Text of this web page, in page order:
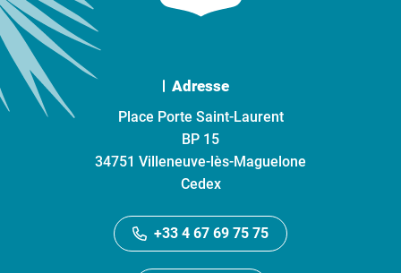
Adresse
Place Porte Saint-Laurent
BP 15
34751 Villeneuve-lès-Maguelone
Cedex
+33 4 67 69 75 75